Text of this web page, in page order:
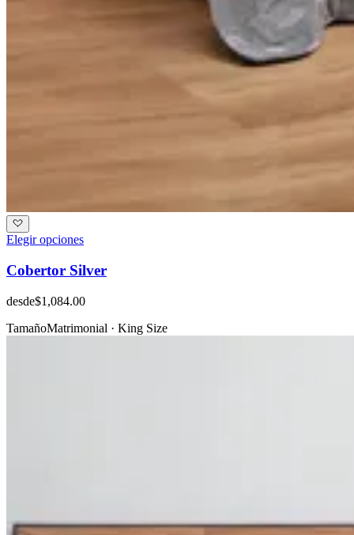
Elegir opciones
Cobertor Silver
desde$1,084.00
TamañoMatrimonial · King Size